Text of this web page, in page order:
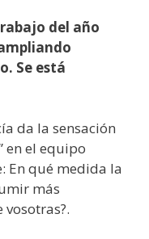
del año
Se está
da la sensación
en el equipo
En qué medida la
más